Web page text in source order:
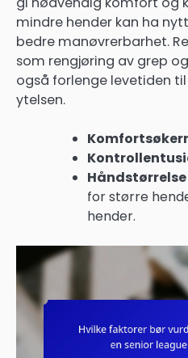
mindre hender kan ha
bedre manøvrerbarhet.
som rengjøring av grep
også forlenge levetiden
ytelsen.
for større
hender.